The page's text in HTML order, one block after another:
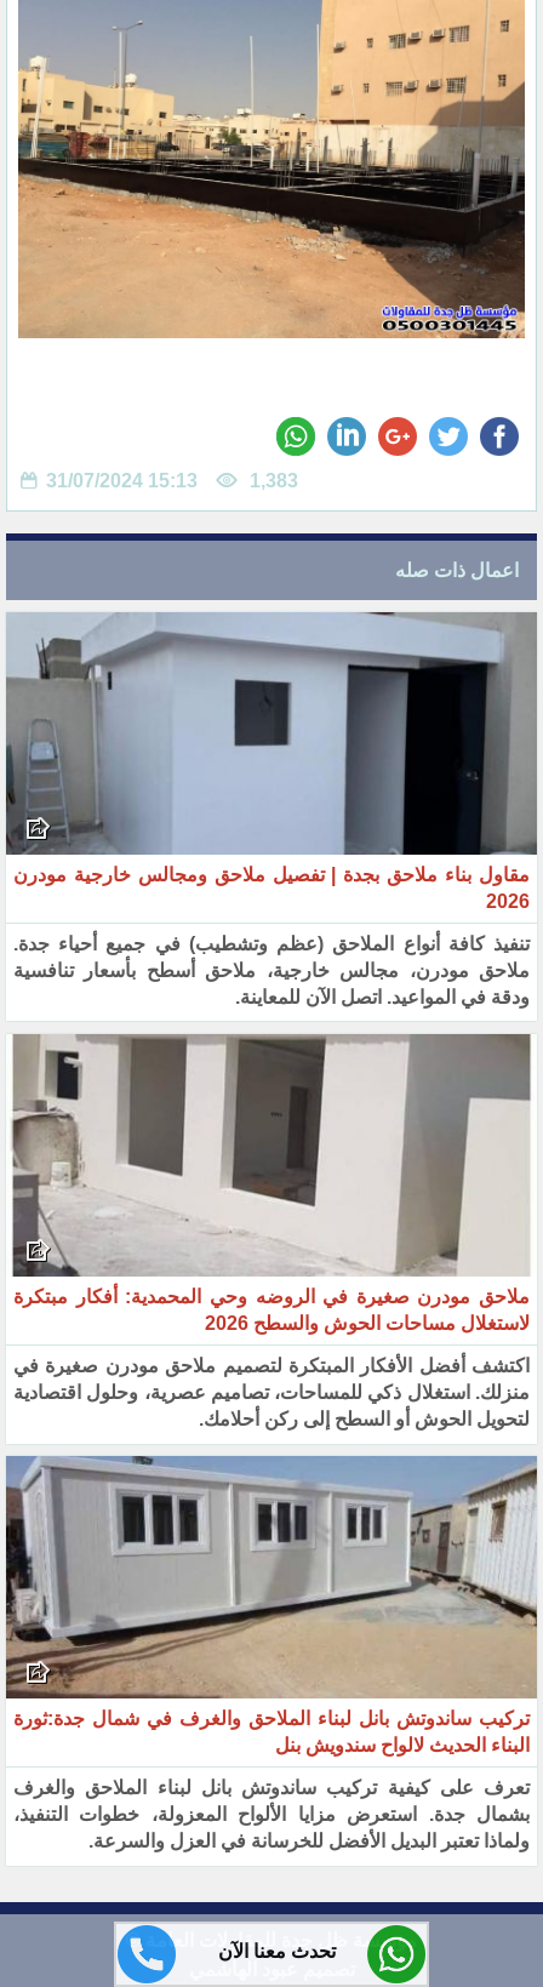
تحدث معنا الآن
31/07/2024 15:13 1,383
اعمال ذات صله
مقاول بناء ملاحق بجدة | تفصيل ملاحق ومجالس خارجية مودرن
2026
تنفيذ كافة أنواع الملاحق (عظم وتشطيب) في جميع أحياء جدة.
ملاحق مودرن، مجالس خارجية، ملاحق أسطح بأسعار تنافسية
ودقة في المواعيد. اتصل الآن للمعاينة.
ملاحق مودرن صغيرة في الروضه وحي المحمدية: أفكار مبتكرة
لاستغلال مساحات الحوش والسطح 2026
اكتشف أفضل الأفكار المبتكرة لتصميم ملاحق مودرن صغيرة في
منزلك. استغلال ذكي للمساحات، تصاميم عصرية، وحلول اقتصادية
لتحويل الحوش أو السطح إلى ركن أحلامك.
تركيب ساندوتش بانل لبناء الملاحق والغرف في شمال جدة:ثورة
البناء الحديث لالواح سندويش بنل
تعرف على كيفية تركيب ساندوتش بانل لبناء الملاحق والغرف
بشمال جدة. استعرض مزايا الألواح المعزولة، خطوات التنفيذ،
ولماذا تعتبر البديل الأفضل للخرسانة في العزل والسرعة.
مؤسسة ظل جدة للمقاولات العامة ©